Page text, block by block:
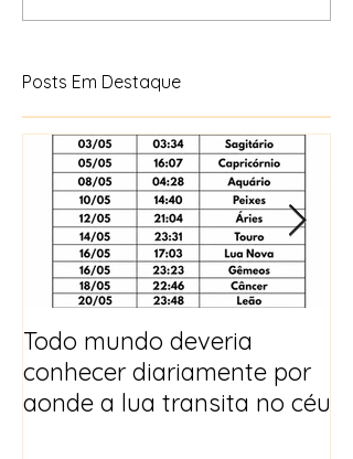
Posts Em Destaque
Todo mundo deveria
conhecer diariamente por
aonde a lua transita no céu